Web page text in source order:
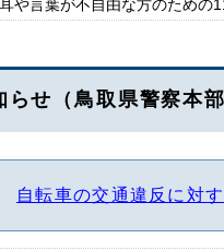
耳や言葉が不自由な方のための
らせ（鳥取県警察本
自転車の交通違反に対